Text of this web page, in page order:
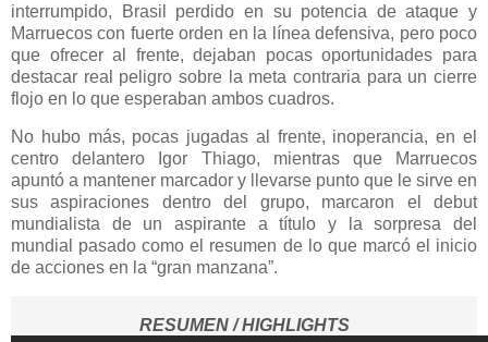
interrumpido, Brasil perdido en su potencia de ataque y
Marruecos con fuerte orden en la línea defensiva, pero poco
que ofrecer al frente, dejaban pocas oportunidades para
destacar real peligro sobre la meta contraria para un cierre
flojo en lo que esperaban ambos cuadros.
No hubo más, pocas jugadas al frente, inoperancia, en el
centro delantero Igor Thiago, mientras que Marruecos
apuntó a mantener marcador y llevarse punto que le sirve en
sus aspiraciones dentro del grupo, marcaron el debut
mundialista de un aspirante a título y la sorpresa del
mundial pasado como el resumen de lo que marcó el inicio
de acciones en la “gran manzana”.
RESUMEN / HIGHLIGHTS